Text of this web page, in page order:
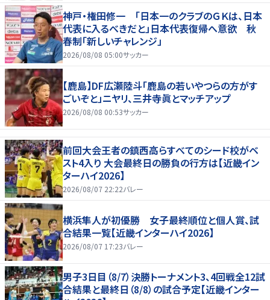
神戸・権田修一 「日本一のクラブのＧＫは、日本
代表に入るべきだと」日本代表復帰へ意欲 秋
春制「新しいチャレンジ」
2026/08/08 05:00サッカー
【鹿島】DF広瀬陸斗「鹿島の若いやつらの方がす
ごいぞと」ニヤリ、三井寺眞とマッチアップ
2026/08/08 00:53サッカー
前回大会王者の鎮西高らすべてのシード校がベ
スト4入り 大会最終日の勝負の行方は【近畿イン
ターハイ2026】
2026/08/07 22:22バレー
横浜隼人が初優勝 女子最終順位と個人賞、試
合結果一覧【近畿インターハイ2026】
2026/08/07 17:23バレー
男子3日目（8/7）決勝トーナメント3、4回戦全12試
合結果と最終日（8/8）の試合予定【近畿インター